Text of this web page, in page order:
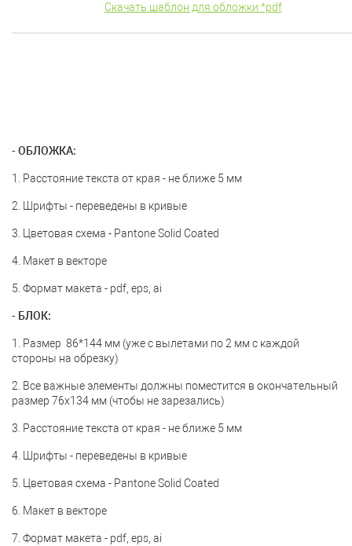
Скачать шаблон для обложки *pdf
- ОБЛОЖКА:
1. Расстояние текста от края - не ближе 5 мм
2. Шрифты - переведены в кривые
3. Цветовая схема - Pantone Solid Coated
4. Макет в векторе
5. Формат макета - pdf, eps, ai
- БЛОК:
1. Размер 86*144 мм (уже с вылетами по 2 мм с каждой
стороны на обрезку)
2. Все важные элементы должны поместится в окончательный
размер 76x134 мм (чтобы не зарезались)
3. Расстояние текста от края - не ближе 5 мм
4. Шрифты - переведены в кривые
5. Цветовая схема - Pantone Solid Coated
6. Макет в векторе
7. Формат макета - pdf, eps, ai